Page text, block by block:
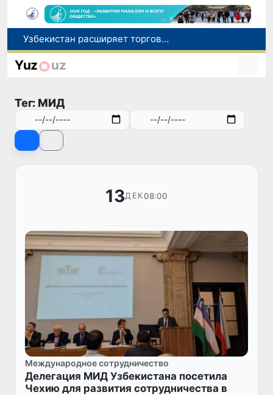
Узбекистан расширяет торгово-экономическое и инвестиционное сотрудничество с провинцией Цзянсу Китая
Число иностранцев, прибывших в Узбекистан с целью обучения, увеличилось в 2,2 раза
Искусственный интеллект впервые помог создать вирусы, не существовавшие в природе
Yuz uz
Тег: МИД
13ДЕК08:00
Международное сотрудничество
Делегация МИД Узбекистана посетила
Чехию для развития сотрудничества в